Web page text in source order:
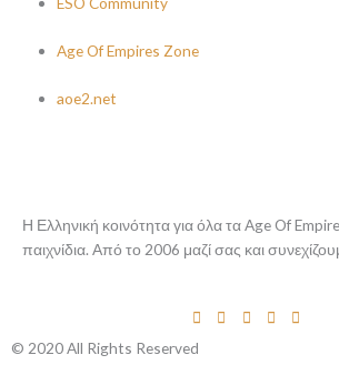
Age Of Empires Zone
aoe2.net
Η Ελληνική κοινότητα για όλα τα Age Of
παιχνίδια. Από το 2006 μαζί σας και
© 2020 All Rights Reserved